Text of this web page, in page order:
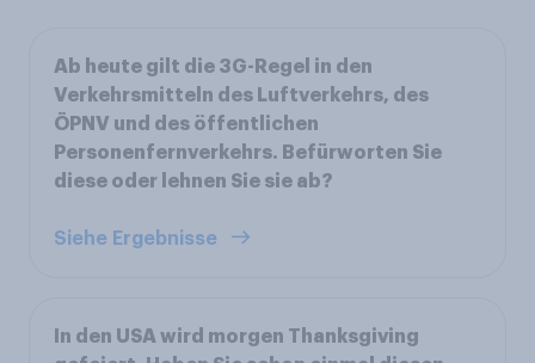
Ab heute gilt die 3G-Regel in den
Verkehrsmitteln des Luftverkehrs, des
ÖPNV und des öffentlichen
Personenfernverkehrs. Befürworten Sie
diese oder lehnen Sie sie ab?
Siehe Ergebnisse
In den USA wird morgen Thanksgiving